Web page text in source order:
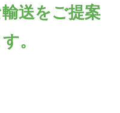
送をご提案
。